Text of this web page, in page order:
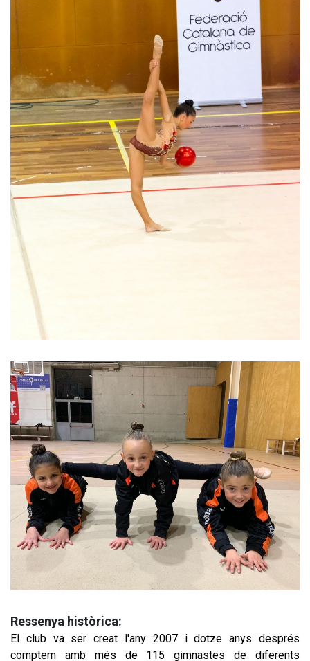
Ressenya històrica:
El club va ser creat l'any 2007 i dotze anys després
comptem amb més de 115 gimnastes de diferents